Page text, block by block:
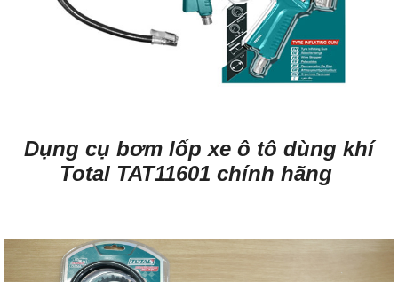
Dụng cụ bơm lốp xe ô tô dùng khí
Total TAT11601 chính hãng